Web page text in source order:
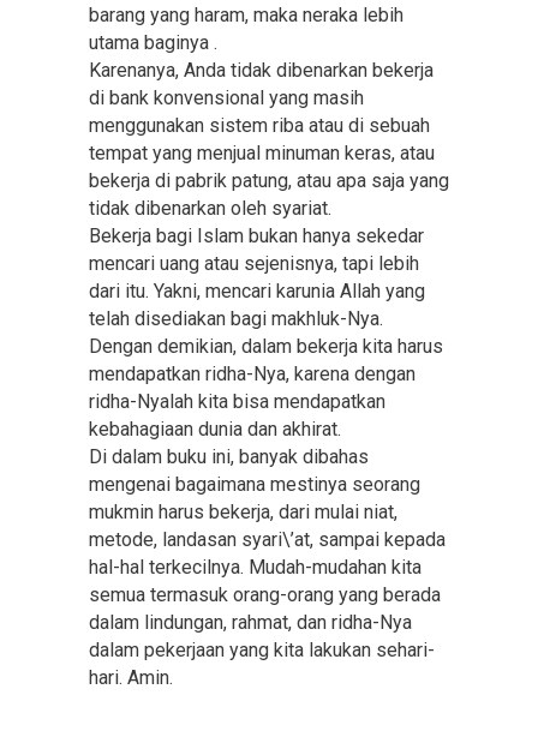
barang yang haram, maka neraka lebih
utama baginya .
Karenanya, Anda tidak dibenarkan bekerja
di bank konvensional yang masih
menggunakan sistem riba atau di sebuah
tempat yang menjual minuman keras, atau
bekerja di pabrik patung, atau apa saja yang
tidak dibenarkan oleh syariat.
Bekerja bagi Islam bukan hanya sekedar
mencari uang atau sejenisnya, tapi lebih
dari itu. Yakni, mencari karunia Allah yang
telah disediakan bagi makhluk-Nya.
Dengan demikian, dalam bekerja kita harus
mendapatkan ridha-Nya, karena dengan
ridha-Nyalah kita bisa mendapatkan
kebahagiaan dunia dan akhirat.
Di dalam buku ini, banyak dibahas
mengenai bagaimana mestinya seorang
mukmin harus bekerja, dari mulai niat,
metode, landasan syari\’at, sampai kepada
hal-hal terkecilnya. Mudah-mudahan kita
semua termasuk orang-orang yang berada
dalam lindungan, rahmat, dan ridha-Nya
dalam pekerjaan yang kita lakukan sehari-
hari. Amin.